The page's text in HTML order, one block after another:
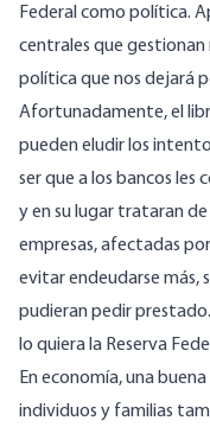
Federal como política.
centrales que
política que nos dejará
Afortunadamente, el
pueden eludir los
ser que a los bancos les
y en su lugar trataran de
empresas, afectadas
evitar endeudarse más,
pudieran pedir
lo quiera la Reserva
En economía, una
individuos y familias